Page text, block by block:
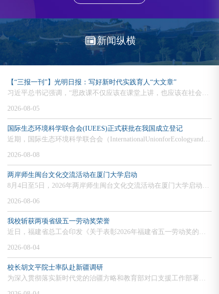
新闻纵横
【“三报一刊”】光明日报：写好新时代实践育人“大文章”
2026-08-05
国际生态环境科学联合会(IUEES)正式获批在我国成立登记
2026-08-08
两岸师生闽台文化交流活动在厦门大学启动
2026-08-06
我校斩获两项省级五一劳动奖荣誉
2026-08-04
校长胡文平院士率队赴新疆调研